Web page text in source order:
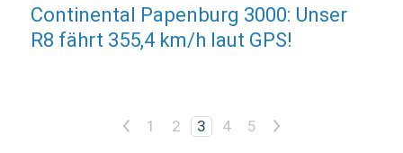
Continental Papenburg 3000: Unser
R8 fährt 355,4 km/h laut GPS!
< 1 2 3 4 5 >